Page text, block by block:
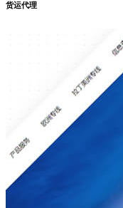
货运代理